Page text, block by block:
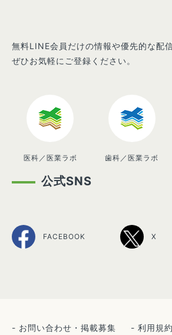
無料LINE会員だけの情報や優先的な配
ぜひお気軽にご登録ください。
医科／医業ラボ 歯科／医業ラボ
公式SNS
FACEBOOK X
お問い合わせ・掲載募集 利用規約